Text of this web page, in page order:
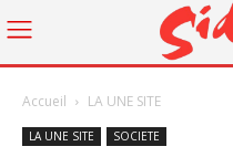
Accueil LA UNE SITE
LA UNE SITE SOCIETE